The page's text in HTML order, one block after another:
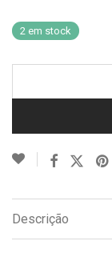
2 em stock
Descrição